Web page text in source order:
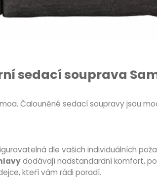
sedací souprava
Čalouněné sedací soupravy jsou
dle vašich individuálních
dodávají nadstandardní komfort,
kteří vám rádi poradí.